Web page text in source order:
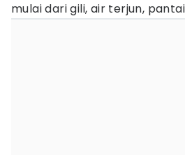
mulai dari gili, air terjun,